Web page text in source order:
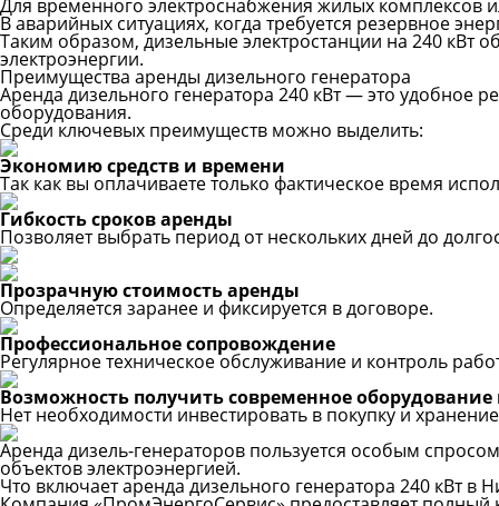
Для временного электроснабжения жилых комплексов
В аварийных ситуациях, когда требуется резервное
Таким образом, дизельные электростанции на 240 кВт
электроэнергии.
Преимущества аренды дизельного генератора
Аренда дизельного генератора 240 кВт — это удобное
оборудования.
Среди ключевых преимуществ можно выделить:
Экономию средств и времени
Так как вы оплачиваете только фактическое время
Гибкость сроков аренды
Позволяет выбрать период от нескольких дней до
Прозрачную стоимость аренды
Определяется заранее и фиксируется в договоре.
Профессиональное сопровождение
Регулярное техническое обслуживание и контроль
Возможность получить современное оборудование
Нет необходимости инвестировать в покупку и
Аренда дизель-генераторов пользуется особым
объектов электроэнергией.
Что включает аренда дизельного генератора 240 кВт в